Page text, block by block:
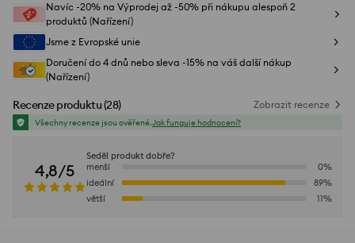
Navíc -20% na Výprodej až -50% při nákupu alespoň 2
produktů (Nařízení)
Jsme z Evropské unie
Doručení do 4 dnů nebo sleva -15% na váš další nákup
(Nařízení)
Recenze produktu(28) Zobrazit recenze
Všechny recenze jsou ověřené.Jak funguje hodnocení?
4,8/5
Seděl produkt dobře?
menší
0%
ideální
89%
větší
11%